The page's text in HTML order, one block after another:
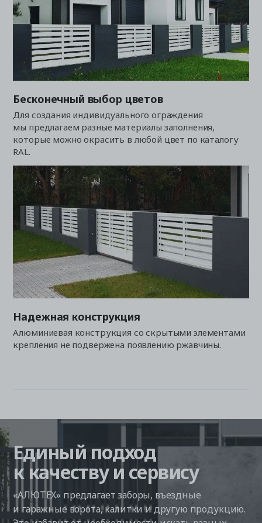
Бесконечный выбор цветов
Для создания индивидуального ограждения
мы предлагаем разные материалы заполнения,
которые можно окрасить в любой цвет по каталогу
RAL.
Надежная конструкция
Алюминиевая конструкция со скрытыми элементами
крепления не подвержена появлению ржавчины.
Единый подход
к качеству и сервису
«АЛЮТЕХ» предлагает заборы, въездные
и гаражные ворота, калитки и другую продукцию.